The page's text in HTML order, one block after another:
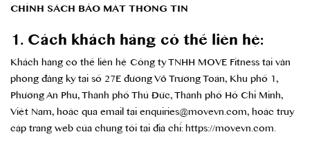
CHÍNH SÁCH BẢO MẬT THÔNG TIN
1. Cách khách hàng có thể liên hệ:
Khách hàng có thể liên hệ Công ty TNHH MOVE Fitness tại văn
phòng đăng ký tại số 27E đường Võ Trường Toản, Khu phố 1,
Phường An Phú, Thành phố Thủ Đức, Thành phố Hồ Chí Minh,
Việt Nam, hoặc qua email tạienquiries@movevn.com, hoặc truy
cập trang web của chúng tôi tại địa chỉ:https://movevn.com.